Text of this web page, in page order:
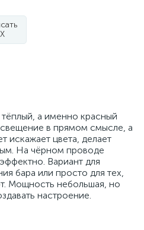
а именно красный
в прямом смысле, а
искажает цвета, делает
На чёрном проводе
Вариант для
бара или просто для тех,
Мощность небольшая, но
настроение.